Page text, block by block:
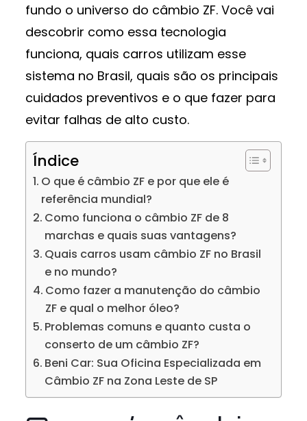
fundo o universo do câmbio ZF. Você vai
descobrir como essa tecnologia
funciona, quais carros utilizam esse
sistema no Brasil, quais são os principais
cuidados preventivos e o que fazer para
evitar falhas de alto custo.
Índice
O que é câmbio ZF e por que ele é
referência mundial?
Como funciona o câmbio ZF de 8
marchas e quais suas vantagens?
Quais carros usam câmbio ZF no Brasil
e no mundo?
Como fazer a manutenção do câmbio
ZF e qual o melhor óleo?
Problemas comuns e quanto custa o
conserto de um câmbio ZF?
Beni Car: Sua Oficina Especializada em
Câmbio ZF na Zona Leste de SP